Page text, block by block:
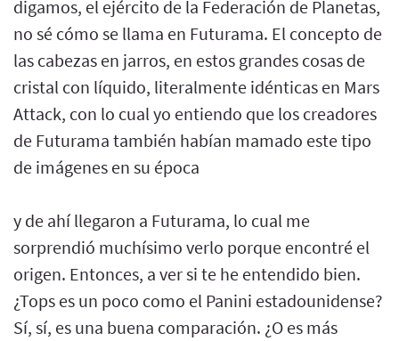
digamos, el ejército de la Federación de Planetas,
no sé cómo se llama en Futurama. El concepto de
las cabezas en jarros, en estos grandes cosas de
cristal con líquido, literalmente idénticas en Mars
Attack, con lo cual yo entiendo que los creadores
de Futurama también habían mamado este tipo
de imágenes en su época
y de ahí llegaron a Futurama, lo cual me
sorprendió muchísimo verlo porque encontré el
origen. Entonces, a ver si te he entendido bien.
¿Tops es un poco como el Panini estadounidense?
Sí, sí, es una buena comparación. ¿O es más